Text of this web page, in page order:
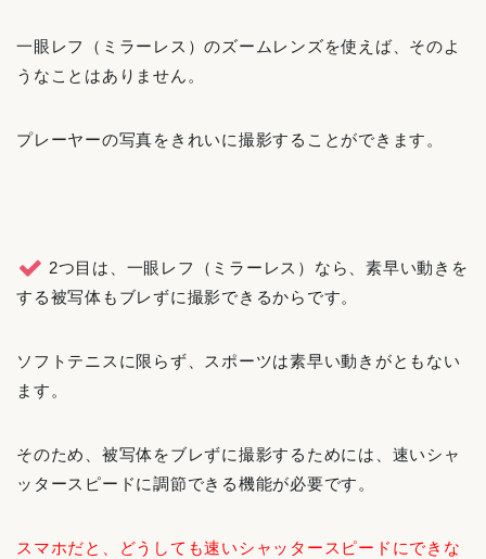
一眼レフ（ミラーレス）のズームレンズを使えば、そのよ
うなことはありません。
プレーヤーの写真をきれいに撮影することができます。
2つ目は、一眼レフ（ミラーレス）なら、素早い動きを
する被写体もブレずに撮影できるからです。
ソフトテニスに限らず、スポーツは素早い動きがともない
ます。
そのため、被写体をブレずに撮影するためには、速いシャ
ッタースピードに調節できる機能が必要です。
スマホだと、どうしても速いシャッタースピードにできな